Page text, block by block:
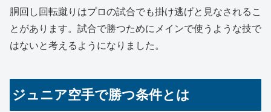
胴回し回転蹴りはプロの試合でも掛け逃げと見なされるこ
とがあります。試合で勝つためにメインで使うような技で
はないと考えるようになりました。
ジュニア空手で勝つ条件とは